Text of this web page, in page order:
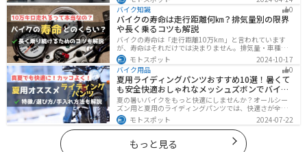
学・ツーリングを快適にできるオススメリュックを紹介
します。
バイク知識
0
バイクの寿命は走行距離何㎞？排気量別の限界
や長く乗るコツも解説
バイクの寿命は「走行距離10万km」と言われています
が、寿命はそれだけでは決まりません。排気量・車種・
日々のメンテナンス・保管状態などでも大きく変わりま
す。この記事ではバイクの寿命について解説します。ま
た、寿命を延ばす方法も解説するので、今のバイクに長
く乗りたい人は参考にしてください。
モトスポット
2024-10-17
バイク用品
0
夏用ライディングパンツおすすめ10選！暑くて
も安全快適おしゃれなメッシュズボンでバイク
に乗ろう
夏の暑いバイクをもっと快適にしませんか？オールシー
ズン用と夏用のライディングパンツでは、快適さが全然
違います。生地の大半がメッシュ素材で作られた夏用で
は通気性・透湿性に優れており、熱気を逃しつつ汗をし
っかりと乾かしてくれます。そんな夏用ライディングパ
ンツの選び方や特徴オススメ商品をまとめました。
モトスポット 2024-07-22
もっと見る